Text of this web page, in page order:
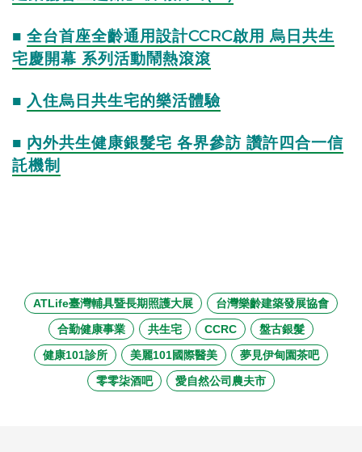
■ 全台首座全齡通用設計CCRC啟用 烏日共生
宅慶開幕 系列活動鬧熱滾滾
■ 入住烏日共生宅的樂活體驗
■ 內外共生健康銀髮宅 各界參訪 讚許四合一信
託機制
ATLife臺灣輔具暨長期照護大展
台灣樂齡建築發展協會
合勤健康事業
共生宅 CCRC
盤古銀髮
健康101診所
美麗101國際醫美
夢見伊甸園茶吧
零零柒酒吧
愛自然公司農夫市